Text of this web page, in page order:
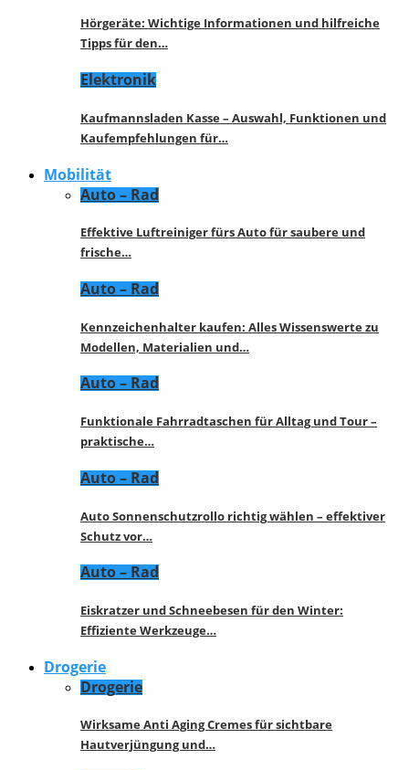
Hörgeräte: Wichtige Informationen und hilfreiche
Tipps für den…
Elektronik
Kaufmannsladen Kasse – Auswahl, Funktionen und
Kaufempfehlungen für…
Mobilität
Auto – Rad
Effektive Luftreiniger fürs Auto für saubere und
frische…
Auto – Rad
Kennzeichenhalter kaufen: Alles Wissenswerte zu
Modellen, Materialien und…
Auto – Rad
Funktionale Fahrradtaschen für Alltag und Tour –
praktische…
Auto – Rad
Auto Sonnenschutzrollo richtig wählen – effektiver
Schutz vor…
Auto – Rad
Eiskratzer und Schneebesen für den Winter:
Effiziente Werkzeuge…
Drogerie
Drogerie
Wirksame Anti Aging Cremes für sichtbare
Hautverjüngung und…